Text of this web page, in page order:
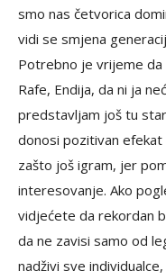
smo nas četvorica
vidi se smjena
Potrebno je vrijeme da
Rafe, Endija, da ni ja
predstavljam još tu
donosi pozitivan
zašto još igram, jer
interesovanje. Ako
vidjećete da rekordan
da ne zavisi samo od
nadživi sve